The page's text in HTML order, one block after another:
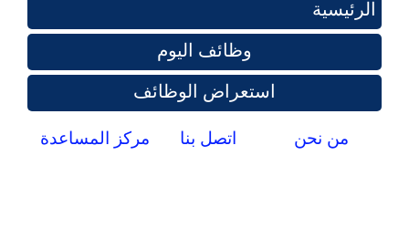
الرئيسية
وظائف اليوم
استعراض الوظائف
من نحن اتصل بنا مركز المساعدة